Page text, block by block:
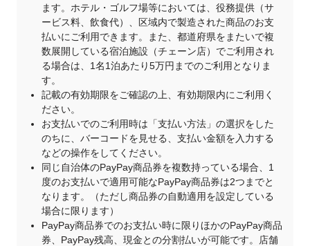
ます。ホテル・ゴルフ場等においては、役務提供（サ
ービス料、飲食代）、区域内で製造された商品のお支
払いにご利用できます。また、都道府県をまたいで複
数展開している宿泊施設（チェーン店）でご利用され
る場合は、1名1泊あたり5万円までのご利用となりま
す。
記載の有効期限をご確認の上、有効期限内にご利用く
ださい。
お支払いでのご利用時は「支払い方法」の選択をした
のちに、バーコードを見せる、支払い金額を入力する
などの操作をしてください。
同じ自治体のPayPay商品券を複数持っている場合、1
度のお支払いで適用可能なPayPay商品券は2つまでと
なります。（ただし商品券の自動適用を設定している
場合に限ります）
PayPay商品券でのお支払い時に限りほかのPayPay商品
券、PayPay残高、現金との分割払いが可能です。店舗